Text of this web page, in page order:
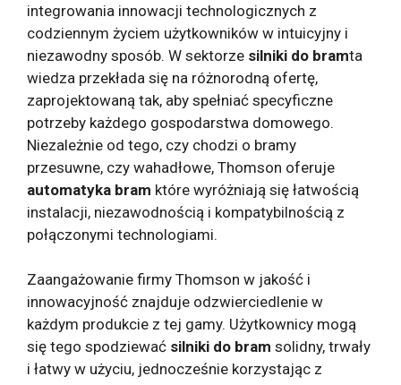
integrowania innowacji technologicznych z
codziennym życiem użytkowników w intuicyjny i
niezawodny sposób. W sektorze silniki do bramta
wiedza przekłada się na różnorodną ofertę,
zaprojektowaną tak, aby spełniać specyficzne
potrzeby każdego gospodarstwa domowego.
Niezależnie od tego, czy chodzi o bramy
przesuwne, czy wahadłowe, Thomson oferuje
automatyka bram które wyróżniają się łatwością
instalacji, niezawodnością i kompatybilnością z
połączonymi technologiami.
Zaangażowanie firmy Thomson w jakość i
innowacyjność znajduje odzwierciedlenie w
każdym produkcie z tej gamy. Użytkownicy mogą
się tego spodziewać silniki do bram solidny, trwały
i łatwy w użyciu, jednocześnie korzystając z